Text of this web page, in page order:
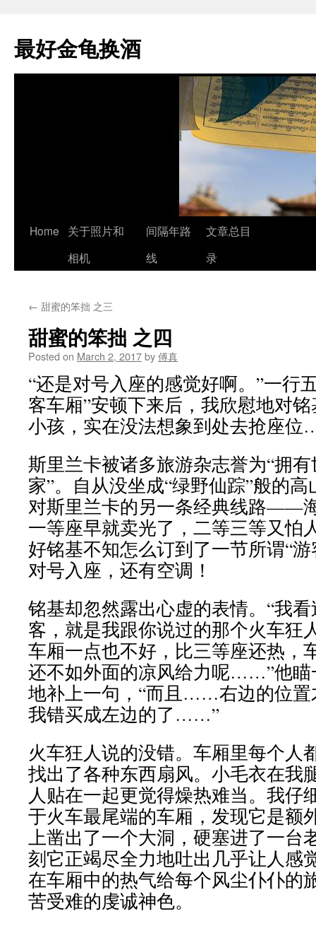
最好金龟换酒
Skip
Home
关于照片和
相机
间隔年路
线
文章总目
录
← 甜蜜的笨拙 之三
甜蜜的笨拙 之四
Posted on March 2, 2017by傅真
“还是对号入座的感觉好啊。”一行
客车厢”安顿下来后，我欣慰地对
小孩，实在没法想象到处去抢座
斯里兰卡被诸多旅游杂志誉为“拥
家”。自从没坐成“绿野仙踪”般的
对斯里兰卡的另一条经典线路——
一等座早就卖光了，二等三等又怕
好铭基不知怎么订到了一节所谓“
对号入座，还有空调！
铭基却忽然露出心虚的表情。“我
客，就是我跟你说过的那个火车
车厢一点也不好，比三等座还热，
还不如外面的凉风给力呢……”他瞄
地补上一句，“而且……右边的位置
我错买成左边的了……”
火车狂人说的没错。车厢里每个人
找出了各种东西扇风。小毛衣在我
人贴在一起更觉得燥热难当。我仔
于火车最尾端的车厢，发现它是额
上凿出了一个大洞，硬塞进了一台
刻它正竭尽全力地吐出几乎让人感
在车厢中的热气给每个风尘仆仆的
苦受难的虔诚神色。